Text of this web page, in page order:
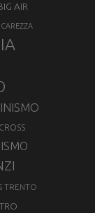
AIR
CAREZZA
TRENTO